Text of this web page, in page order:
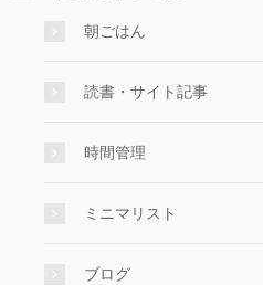
朝ごはん
読書・サイト記事
時間管理
ミニマリスト
ブログ